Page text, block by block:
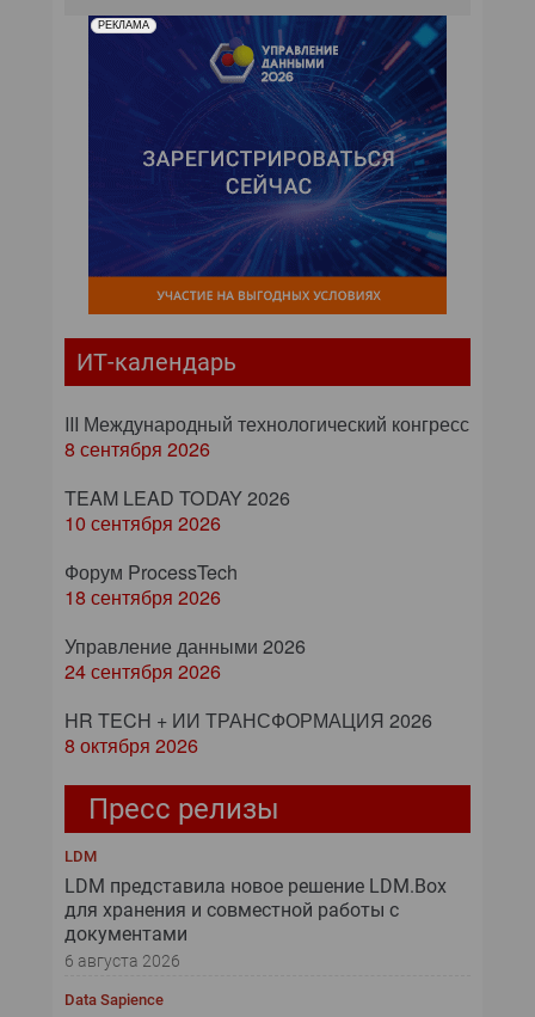
РЕКЛАМА
ИТ-календарь
III Международный технологический конгресс
8 сентября 2026
TEAM LEAD TODAY 2026
10 сентября 2026
Форум ProcessTech
18 сентября 2026
Управление данными 2026
24 сентября 2026
HR TECH + ИИ ТРАНСФОРМАЦИЯ 2026
8 октября 2026
Пресс релизы
LDM
LDM представила новое решение LDM.Box
для хранения и совместной работы с
документами
6 августа 2026
Data Sapience